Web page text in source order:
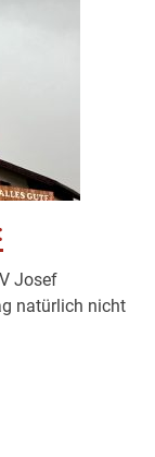
Josef
natürlich nicht